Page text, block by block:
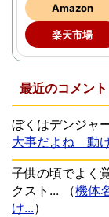
Amazon
楽天市場
最近のコメント
ぼくはデンジャ
大事だよね 動
子供の頃でよく
クスト...
（機体
け...）